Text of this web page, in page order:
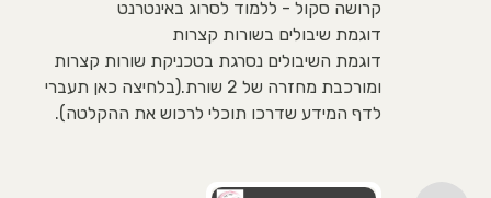
קרושה סקול - ללמוד לסרוג באינטרנט
דוגמת שיבולים בשורות קצרות
דוגמת השיבולים נסרגת בטכניקת שורות קצרות
ומורכבת מחזרה של 2 שורת.(בלחיצה כאן תעברי
לדף המידע שדרכו תוכלי לרכוש את ההקלטה).